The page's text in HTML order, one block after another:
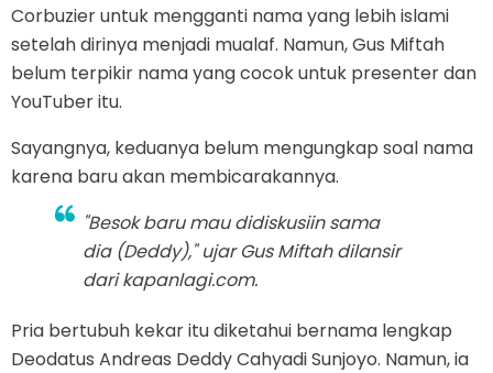
Corbuzier untuk mengganti nama yang lebih islami
setelah dirinya menjadi mualaf. Namun, Gus Miftah
belum terpikir nama yang cocok untuk presenter dan
YouTuber itu.
Sayangnya, keduanya belum mengungkap soal nama
karena baru akan membicarakannya.
"Besok baru mau didiskusiin sama
dia (Deddy)," ujar Gus Miftah dilansir
dari kapanlagi.com.
Pria bertubuh kekar itu diketahui bernama lengkap
Deodatus Andreas Deddy Cahyadi Sunjoyo. Namun, ia